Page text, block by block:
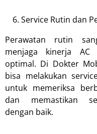
Service Rutin dan
Perawatan rutin
menjaga kinerja
optimal. Di Dokter
bisa melakukan
untuk memeriksa
dan memastikan
dengan baik.